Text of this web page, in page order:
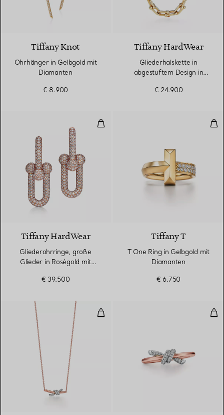
3 Materialien
Tiffany Knot
Ohrhänger in Gelbgold mit
Diamanten
€ 8.900
Tiffany HardWear
Gliederhalskette in
abgestuftem Design in
€ 24.900
Gliederohrringe, große Glieder
Tiffany HardWear
Gliederohrringe, große
Glieder in Roségold mit
€ 39.500
T
Tiffany T
T One Ring in Gelbgold mit
Diamanten
€ 6.750
Kleiner Anhänger in Roségold